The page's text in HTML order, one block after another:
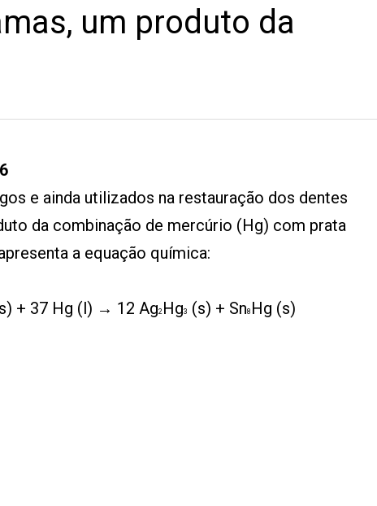
um produto da
e ainda utilizados na restauração dos dentes
da combinação de mercúrio (Hg) com prata
a equação química:
+ 37 Hg (l) → 12 Ag2 Hg3 (s) + Sn8 Hg (s)